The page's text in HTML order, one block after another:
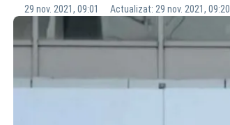
29 nov. 2021, 09:01 Actualizat: 29 nov. 2021, 09:20